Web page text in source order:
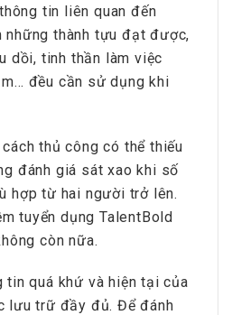
tin liên quan đến
những thành tựu đạt được,
dồi, tinh thần làm việc
đều cần sử dụng khi
thủ công có thể thiếu
đánh giá sát xao khi số
hợp từ hai người trở lên.
tuyển dụng TalentBold
còn nữa.
tin quá khứ và hiện tại của
lưu trữ đầy đủ. Để đánh